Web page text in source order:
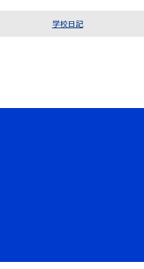
学校日記